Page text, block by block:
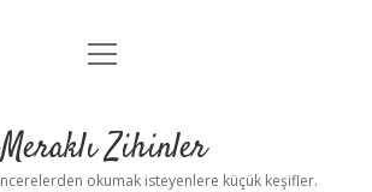
Anasayfa
Yasal Uyarı
menüyü
Zihinler
okumak isteyenlere küçük keşifler.